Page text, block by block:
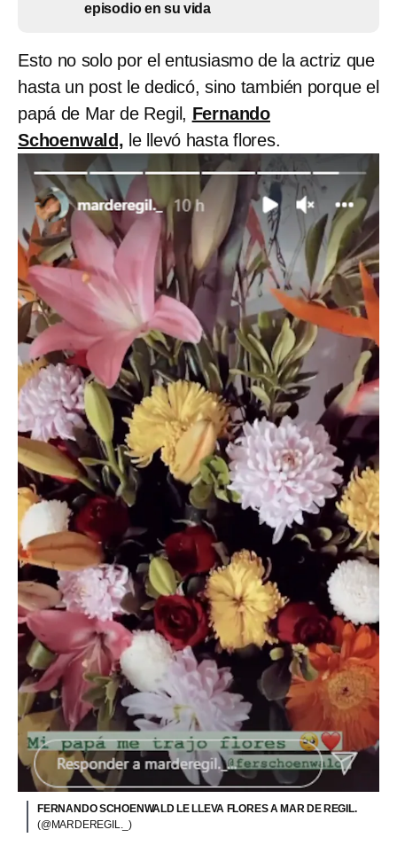
episodio en su vida
Esto no solo por el entusiasmo de la actriz que
hasta un post le dedicó, sino también porque el
papá de Mar de Regil, Fernando
Schoenwald, le llevó hasta flores.
FERNANDO SCHOENWALD LE LLEVA FLORES A MAR DE REGIL.
(@MARDEREGIL._)